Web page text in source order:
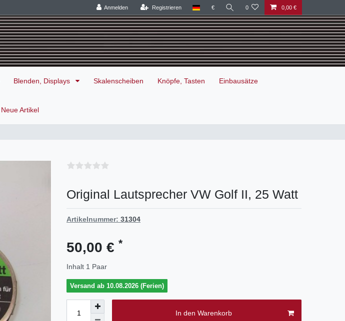
Anmelden Registrieren € 0 0,00 €
Blenden, Displays Skalenscheiben Knöpfe, Tasten Einbausätze
Neue Artikel
Original Lautsprecher VW Golf II, 25 Watt
Artikelnummer: 31304
50,00 € *
Inhalt 1 Paar
Versand ab 10.08.2026 (Ferien)
In den Warenkorb